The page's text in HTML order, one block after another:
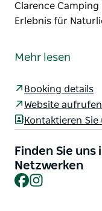
Clarence
Erlebnis für
River auf die
Allradfahren.
Familie und
On The Clarence
Erlebnis für
Mehr lesen
Booking details
Website aufrufen
Kontaktieren Sie
Finden Sie uns
Netzwerken
Facebook